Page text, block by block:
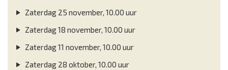
Zaterdag 25 november, 10.00 uur
Zaterdag 18 november, 10.00 uur
Zaterdag 11 november, 10.00 uur
Zaterdag 28 oktober, 10.00 uur